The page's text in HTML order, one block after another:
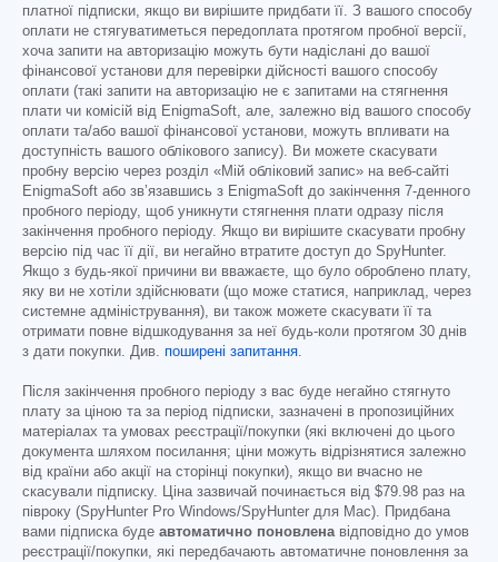
платної підписки, якщо ви вирішите придбати її. З вашого способу
оплати не стягуватиметься передоплата протягом пробної версії,
хоча запити на авторизацію можуть бути надіслані до вашої
фінансової установи для перевірки дійсності вашого способу
оплати (такі запити на авторизацію не є запитами на стягнення
плати чи комісій від EnigmaSoft, але, залежно від вашого способу
оплати та/або вашої фінансової установи, можуть впливати на
доступність вашого облікового запису). Ви можете скасувати
пробну версію через розділ «Мій обліковий запис» на веб-сайті
EnigmaSoft або зв’язавшись з EnigmaSoft до закінчення 7-денного
пробного періоду, щоб уникнути стягнення плати одразу після
закінчення пробного періоду. Якщо ви вирішите скасувати пробну
версію під час її дії, ви негайно втратите доступ до SpyHunter.
Якщо з будь-якої причини ви вважаєте, що було оброблено плату,
яку ви не хотіли здійснювати (що може статися, наприклад, через
системне адміністрування), ви також можете скасувати її та
отримати повне відшкодування за неї будь-коли протягом 30 днів
з дати покупки. Див. поширені запитання
Після закінчення пробного періоду з вас буде негайно стягнуто
плату за ціною та за період підписки, зазначені в пропозиційних
матеріалах та умовах реєстрації/покупки (які включені до цього
документа шляхом посилання; ціни можуть відрізнятися залежно
від країни або акції на сторінці покупки), якщо ви вчасно не
скасували підписку. Ціна зазвичай починається від $79.98 раз на
півроку (SpyHunter Pro Windows/SpyHunter для Mac). Придбана
вами підписка буде автоматично поновлена відповідно до умов
реєстрації/покупки, які передбачають автоматичне поновлення за